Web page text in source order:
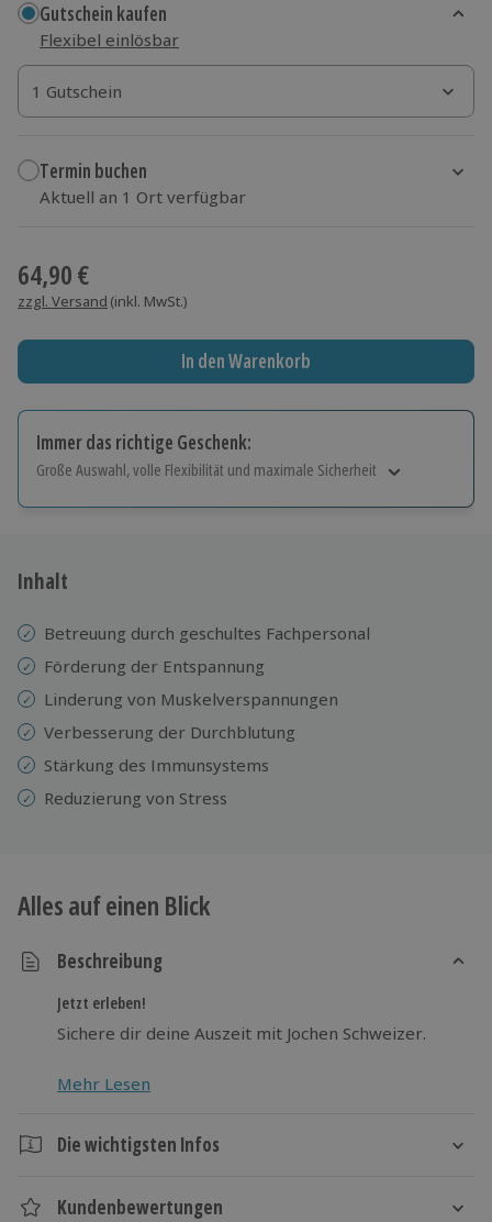
Gutschein kaufen
Flexibel einlösbar
1 Gutschein
1 Gutschein
1 Gutschein
Termin buchen
Aktuell an 1 Ort verfügbar
64,90 €
zzgl. Versand (inkl. MwSt.)
In den Warenkorb
Immer das richtige Geschenk:
Große Auswahl, volle Flexibilität und maximale Sicherheit
Jeder Gutschein für alle Erlebnisse einlösbar.
Inhalt
Betreuung durch geschultes Fachpersonal
Förderung der Entspannung
Linderung von Muskelverspannungen
Verbesserung der Durchblutung
Stärkung des Immunsystems
Reduzierung von Stress
Alles auf einen Blick
Beschreibung
Jetzt erleben!
Sichere dir deine Auszeit mit Jochen Schweizer.
Mehr Lesen
Die wichtigsten Infos
Ca. 1 Stunde
Kundenbewertungen